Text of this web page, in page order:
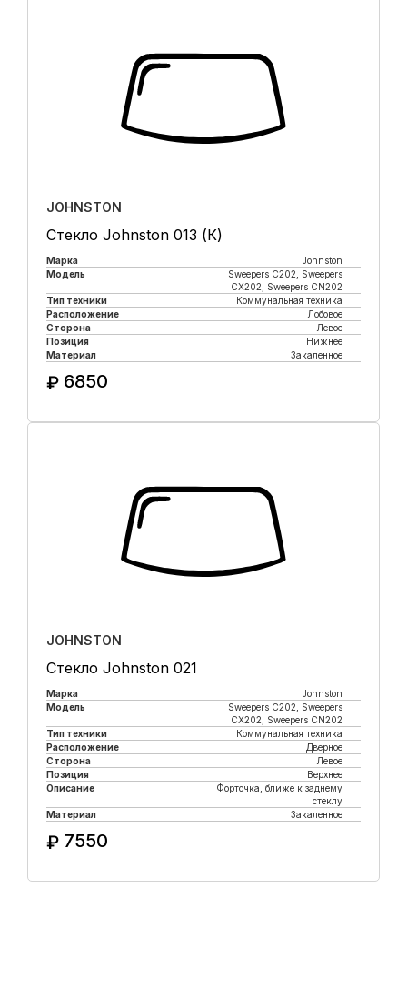
JOHNSTON
Стекло Johnston 013 (К)
Марка
Johnston
Модель
Sweepers C202, Sweepers
CX202, Sweepers CN202
Тип техники
Коммунальная техника
Расположение
Лобовое
Сторона
Левое
Позиция
Нижнее
Материал
Закаленное
₽ 6850
JOHNSTON
Стекло Johnston 021
Марка
Johnston
Модель
Sweepers C202, Sweepers
CX202, Sweepers CN202
Тип техники
Коммунальная техника
Расположение
Дверное
Сторона
Левое
Позиция
Верхнее
Описание
Форточка, ближе к заднему
стеклу
Материал
Закаленное
₽ 7550